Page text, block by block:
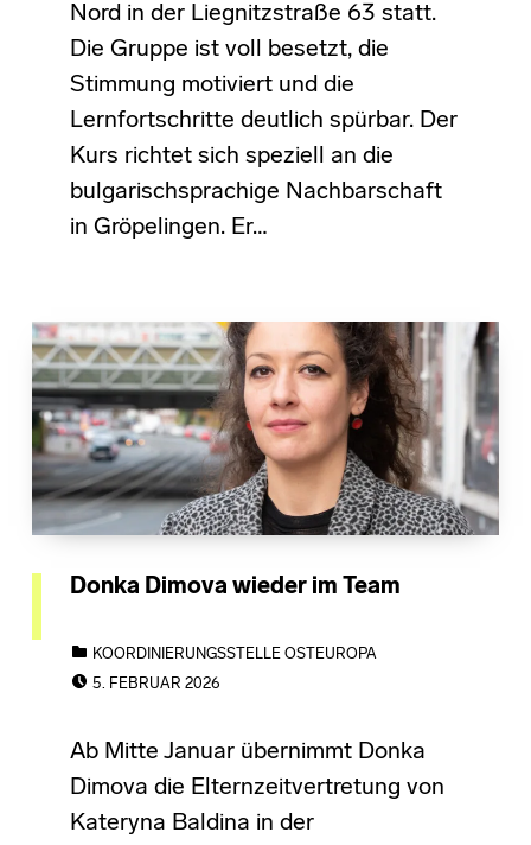
Nord in der Liegnitzstraße 63 statt.
Die Gruppe ist voll besetzt, die
Stimmung motiviert und die
Lernfortschritte deutlich spürbar. Der
Kurs richtet sich speziell an die
bulgarischsprachige Nachbarschaft
in Gröpelingen. Er…
Donka Dimova wieder im Team
KOORDINIERUNGSSTELLE OSTEUROPA
5. FEBRUAR 2026
Ab Mitte Januar übernimmt Donka
Dimova die Elternzeitvertretung von
Kateryna Baldina in der